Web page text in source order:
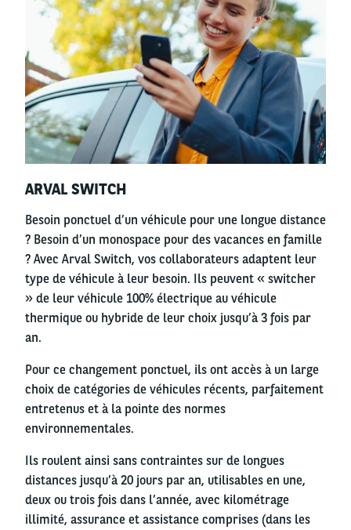
column
ARVAL SWITCH
Besoin ponctuel d’un véhicule pour une longue distance
? Besoin d’un monospace pour des vacances en famille
? Avec Arval Switch, vos collaborateurs adaptent leur
type de véhicule à leur besoin. Ils peuvent « switcher
» de leur véhicule 100% électrique au véhicule
thermique ou hybride de leur choix jusqu’à 3 fois par
an.
Pour ce changement ponctuel, ils ont accès à un large
choix de catégories de véhicules récents, parfaitement
entretenus et à la pointe des normes
environnementales.
Ils roulent ainsi sans contraintes sur de longues
distances jusqu’à 20 jours par an, utilisables en une,
deux ou trois fois dans l’année, avec kilométrage
illimité, assurance et assistance comprises (dans les